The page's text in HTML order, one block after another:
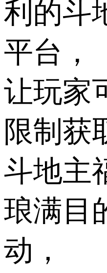
利的斗
平台，
让玩家
限制获
斗地主
琅满目
动，